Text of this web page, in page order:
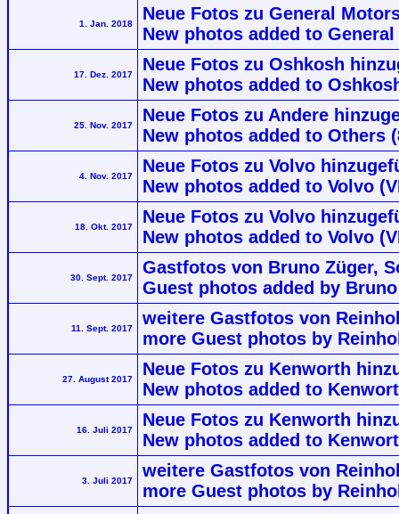
1. Jan. 2018
Neue Fotos zu General
New photos added to
17. Dez. 2017
Neue Fotos zu Oshkosh
New photos added to
25. Nov. 2017
Neue Fotos zu Andere
New photos added to Others
4. Nov. 2017
Neue Fotos zu Volvo
New photos added to Volvo
18. Okt. 2017
Neue Fotos zu Volvo
New photos added to Volvo
30. Sept. 2017
Gastfotos von Bruno Züger,
Guest photos added by
11. Sept. 2017
weitere Gastfotos von
more Guest photos by
27. August 2017
Neue Fotos zu Kenworth
New photos added to
16. Juli 2017
Neue Fotos zu Kenworth
New photos added to
3. Juli 2017
weitere Gastfotos von
more Guest photos by